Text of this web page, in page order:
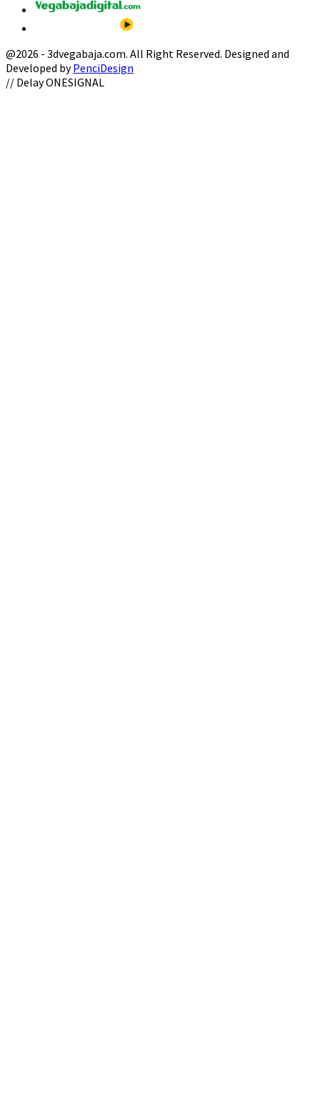
@2026 - 3dvegabaja.com. All Right Reserved. Designed and
Developed byPenciDesign
Facebook
Twitter
Instagram
Youtube
Email
// Delay ONESIGNAL